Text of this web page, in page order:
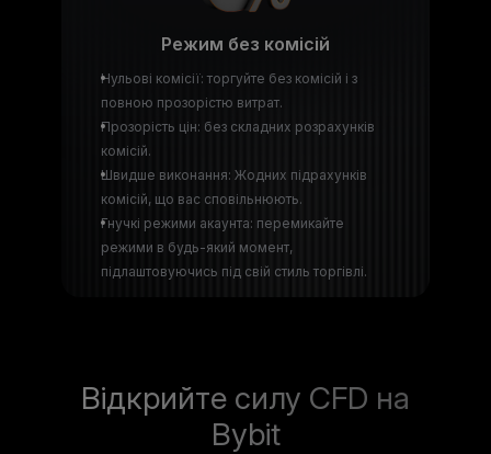
Режим без комісій
Нульові комісії: торгуйте без комісій і з
повною прозорістю витрат.
Прозорість цін: без складних розрахунків
комісій.
Швидше виконання: Жодних підрахунків
комісій, що вас сповільнюють.
Гнучкі режими акаунта: перемикайте
режими в будь-який момент,
підлаштовуючись під свій стиль торгівлі.
Відкрийте силу CFD на
Bybit